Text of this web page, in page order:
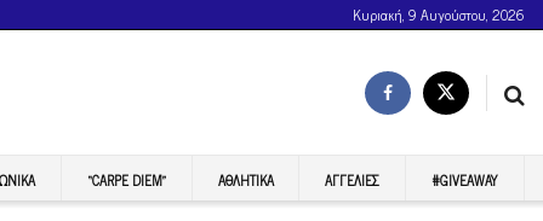
Κυριακή, 9 Αυγούστου, 2026
“CARPE DIEM” ΑΘΛΗΤΙΚΆ ΑΓΓΕΛΊΕΣ #GIVEAWAY